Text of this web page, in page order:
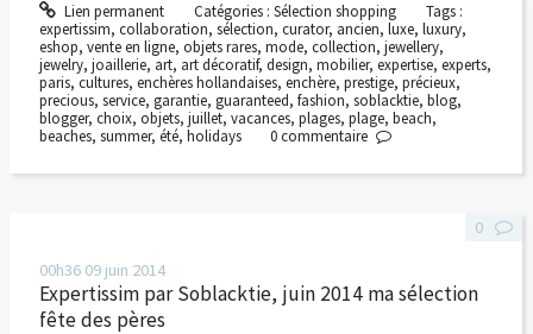
Lien permanent Catégories : Sélection shopping
Tags :
expertissim, collaboration, sélection, curator, ancien, luxe, luxury,
eshop, vente en ligne, objets rares, mode, collection, jewellery,
jewelry, joaillerie, art, art décoratif, design, mobilier, expertise, experts,
paris, cultures, enchères hollandaises, enchère, prestige, précieux,
precious, service, garantie, guaranteed, fashion, soblacktie, blog,
blogger, choix, objets, juillet, vacances, plages, plage, beach,
beaches, summer, été, holidays 0commentaire
00h36 09 juin 2014
Expertissim par Soblacktie, juin 2014 ma sélection
fête des pères
0